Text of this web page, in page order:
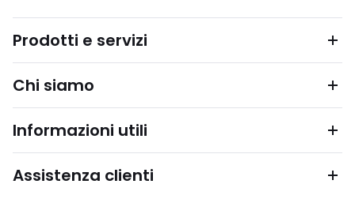
Prodotti e servizi
Chi siamo
Informazioni utili
Assistenza clienti